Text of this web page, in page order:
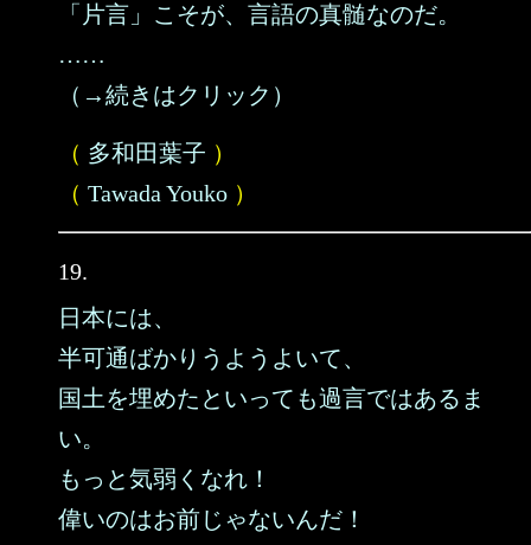
「片言」こそが、言語の真髄なのだ。
……
（→続きはクリック）
（ 多和田葉子 ）
（ Tawada Youko ）
19.
日本には、
半可通ばかりうようよいて、
国土を埋めたといっても過言ではあるま
い。
もっと気弱くなれ！
偉いのはお前じゃないんだ！